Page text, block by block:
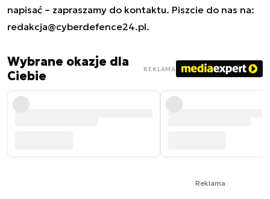
napisać – zapraszamy do kontaktu. Piszcie do nas na:
redakcja@cyberdefence24.pl.
Wybrane okazje dla
Ciebie
REKLAMA
Reklama